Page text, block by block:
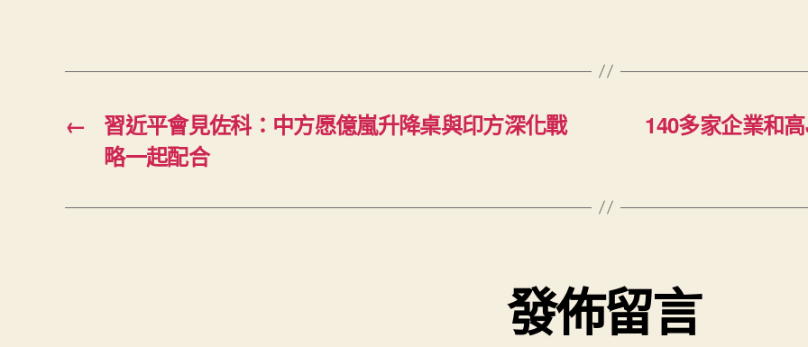
喊
←
習近平會見佐科：中方愿億嵐升降桌與印方深化戰
略一起配合
140多家企業和
發佈留言